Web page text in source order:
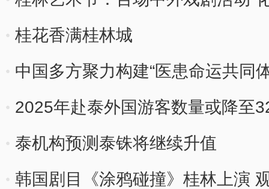
桂花香满桂林城
中国多方聚力构建“医患命运共同
2025年赴泰外国游客数量或降至
泰机构预测泰铢将继续升值
韩国剧目《涂鸦碰撞》桂林上演